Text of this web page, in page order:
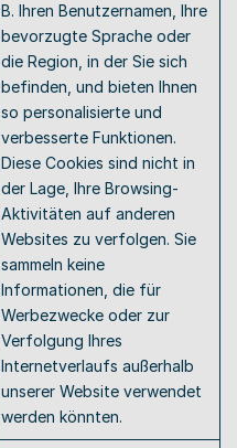
B. Ihren Benutzernamen, Ihre
bevorzugte Sprache oder
die Region, in der Sie sich
befinden, und bieten Ihnen
so personalisierte und
verbesserte Funktionen.
Diese Cookies sind nicht in
der Lage, Ihre Browsing-
Aktivitäten auf anderen
Websites zu verfolgen. Sie
sammeln keine
Informationen, die für
Werbezwecke oder zur
Verfolgung Ihres
Internetverlaufs außerhalb
unserer Website verwendet
werden könnten.